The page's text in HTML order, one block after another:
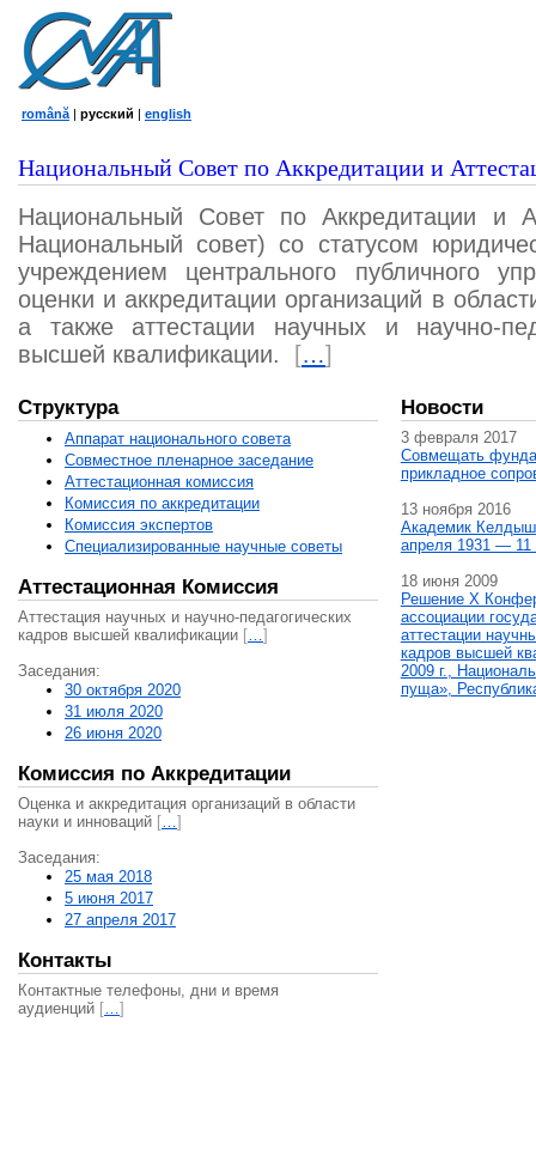
română | русский | english
Национальный Совет по Аккредитации и
Национальный Совет по Аккредитации и
Национальный совет) со статусом
учреждением центрального публичного
оценки и аккредитации организаций в
а также аттестации научных и научно-
высшей квалификации.
[…]
Структура
Аппарат национального совета
Совместное пленарное заседание
Аттестационная комисcия
Комиссия по аккредитации
Комиссия экспертов
Специализированные научные советы
Аттестационная Комиссия
Аттестация научных и научно-педагогических
кадров высшей квалификации […]
Заседания:
30 октября 2020
31 июля 2020
26 июня 2020
Комиссия по Аккредитации
Оценка и аккредитация организаций в области
науки и инноваций […]
Заседания:
25 мая 2018
5 июня 2017
27 апреля 2017
Контакты
Контактные телефоны, дни и время
аудиенций […]
Новости
3 февраля 2017
Совмещать
прикладное
13 ноября 2016
Академик
апреля 1931 — 11
18 июня 2009
Решение X
ассоциации
аттестации
кадров высшей
2009 г.,
пуща»,